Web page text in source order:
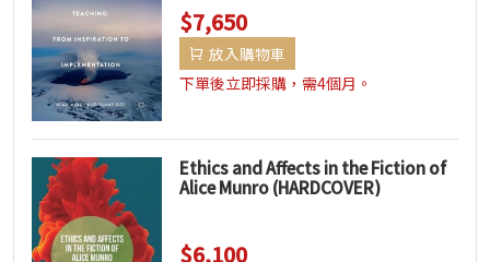
$7,650
放入購物車
下單後立即採購，需4個月。
Ethics and Affects in the Fiction of
Alice Munro (HARDCOVER)
$6,100